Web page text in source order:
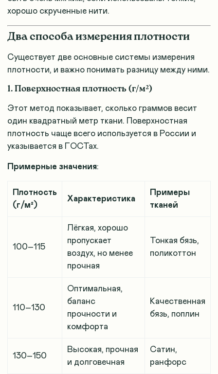
хорошо скрученные нити.
Два способа измерения плотности
Существует две основные системы измерения
плотности, и важно понимать разницу между ними.
1. Поверхностная плотность (г/м²)
Этот метод показывает, сколько граммов весит
один квадратный метр ткани. Поверхностная
плотность чаще всего используется в России и
указывается в ГОСТах.
Примерные значения:
Плотность
(г/м²)
Характеристика
Примеры
тканей
100–115
Лёгкая, хорошо
пропускает
воздух, но менее
прочная
Тонкая бязь,
поликоттон
110–130
Оптимальная,
баланс
прочности и
комфорта
Качественная
бязь, поплин
130–150
Высокая, прочная
и долговечная
Сатин,
ранфорс